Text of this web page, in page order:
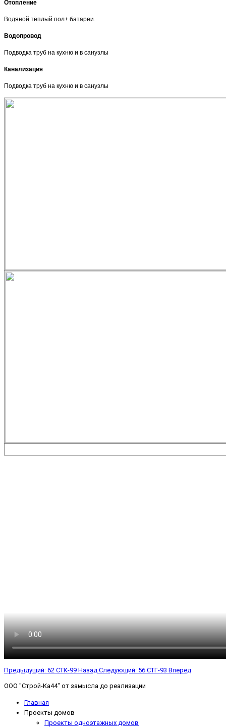
Отопление
Водяной тёплый пол+ батареи.
Водопровод
Подводка труб на кухню и в санузлы
Канализация
Подводка труб на кухню и в санузлы
Предыдущий: 62 СТК-99 Назад Следующий: 56 СТГ-93 Вперед
ООО "Строй-Ка44" от замысла до реализации
Главная
Проекты домов
Проекты одноэтажных домов